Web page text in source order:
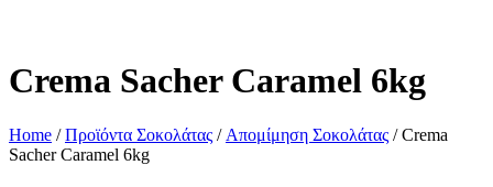
Crema Sacher Caramel 6kg
Home /Προϊόντα Σοκολάτας / Απομίμηση Σοκολάτας / Crema
Sacher Caramel 6kg